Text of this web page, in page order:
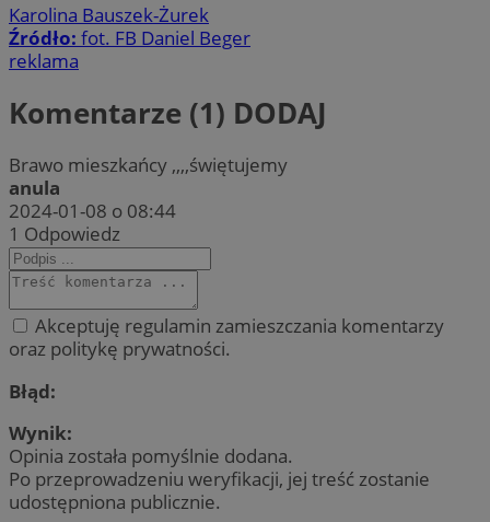
Karolina Bauszek-Żurek
Źródło: fot. FB Daniel Beger
reklama
Komentarze (1) DODAJ
Brawo mieszkańcy ,,,,świętujemy
anula
2024-01-08 o 08:44
1 Odpowiedz
Akceptuję regulamin zamieszczania komentarzy
oraz politykę prywatności.
Błąd:
Wynik:
Opinia została pomyślnie dodana.
Po przeprowadzeniu weryfikacji, jej treść zostanie
udostępniona publicznie.